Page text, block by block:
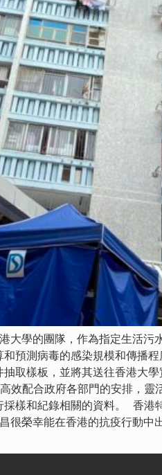
學的團隊，作為指定生活
預測病毒的感染規模和傳播
取樣板，並將其送往香港大
配合政府各部門的安排，
樣和紀錄相關的資料。 香
榮幸能在香港的抗疫行動中